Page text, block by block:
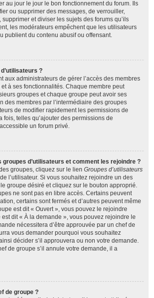
au jour le jour le bon fonctionnement du forum. Ils
ou supprimer des messages, de verrouiller,
et diviser les sujets des forums qu’ils
les modérateurs empêchent que les utilisateurs
publient du contenu abusif ou offensant.
?
aux administrateurs de gérer l’accès des membres
à ses fonctionnalités. Chaque membre peut
groupes et chaque groupe peut avoir ses
des membres par l’intermédiaire des groupes
de modifier rapidement les permissions de
fois, telles qu’ajouter des permissions de
un forum privé.
groupes d’utilisateurs et comment les rejoindre ?
groupes, cliquez sur le lien Groupes d’utilisateurs
l’utilisateur. Si vous souhaitez rejoindre un des
groupe désiré et cliquez sur le bouton approprié.
ne sont pas en libre accès. Certains peuvent
certains sont fermés et d’autres peuvent même
est dit « Ouvert », vous pouvez le rejoindre
est dit « À la demande », vous pouvez rejoindre le
nécessitera d’être approuvée par un chef de
vous demander pourquoi vous souhaitez
décider s’il approuvera ou non votre demande.
de groupe s’il annule votre demande, il a
de groupe ?